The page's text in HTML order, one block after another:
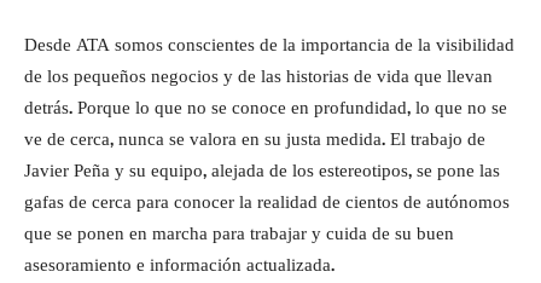
Desde ATA somos conscientes de la importancia de la visibilidad
de los pequeños negocios y de las historias de vida que llevan
detrás. Porque lo que no se conoce en profundidad, lo que no se
ve de cerca, nunca se valora en su justa medida. El trabajo de
Javier Peña y su equipo, alejada de los estereotipos, se pone las
gafas de cerca para conocer la realidad de cientos de autónomos
que se ponen en marcha para trabajar y cuida de su buen
asesoramiento e información actualizada.